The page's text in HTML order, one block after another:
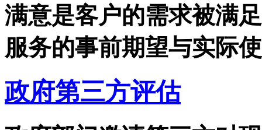
满意是客户的需求被满
服务的事前期望与实际
政府第三方评估